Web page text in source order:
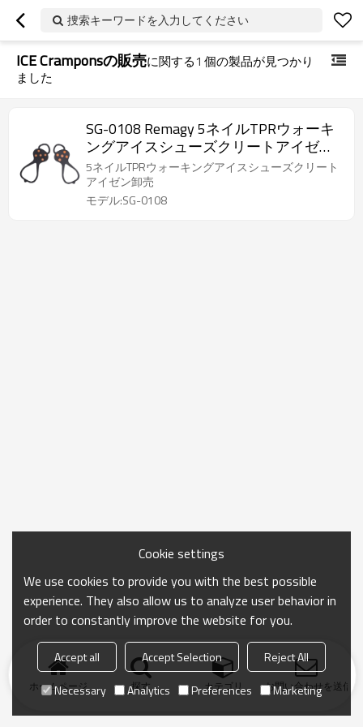
捜索キーワードを入力してください
ICE Cramponsの販売に関する1 個の製品が見つかり
ました
SG-0108 Remagy 5ネイルTPRウォーキ
ングアイスシューズクリートアイゼン
卸売
5ネイルTPRウォーキングアイスシューズクリート
アイゼン卸売
モデル:SG-0108
ホームページ 探す カテゴリ お問い合わせを送信
Cookie settings
We use cookies to provide you with the best possible
experience. They also allow us to analyze user behavior in
order to constantly improve the website for you.
Accept all Accept Selection
Reject All
Necessary
Analytics Preferences Marketing